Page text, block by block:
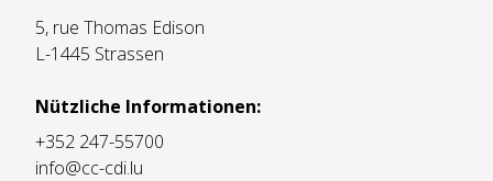
5, rue Thomas Edison
L-1445 Strassen
Nützliche Informationen:
+352 247-55700
info@cc-cdi.lu